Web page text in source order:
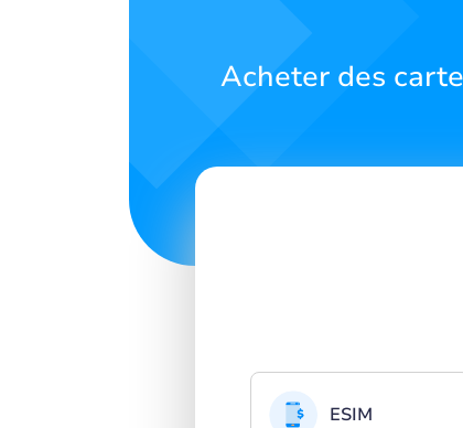
Acheter des
ESIM